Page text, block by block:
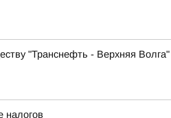
"Транснефть - Верхняя Волга"
налогов